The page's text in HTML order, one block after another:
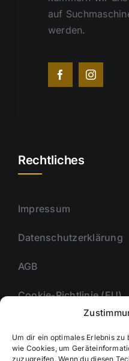
Um dir ein optimales Erlebnis
wie Cookies, um
zuzugreifen. Wenn du diesen
auf
werden.
Rechtliches
Impressum
Datenschutzerklärung
AGB
Cookie-Richtlinie (EU)
Unternehmmen